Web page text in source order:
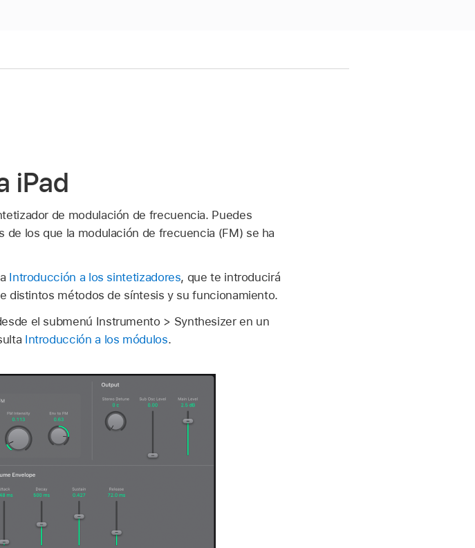
iPad
de modulación de frecuencia. Puedes
los que la modulación de frecuencia (FM) se ha
Introducción a los sintetizadores, que te introducirá
distintos métodos de síntesis y su funcionamiento.
el submenú Instrumento > Synthesizer en un
Introducción a los módulos.